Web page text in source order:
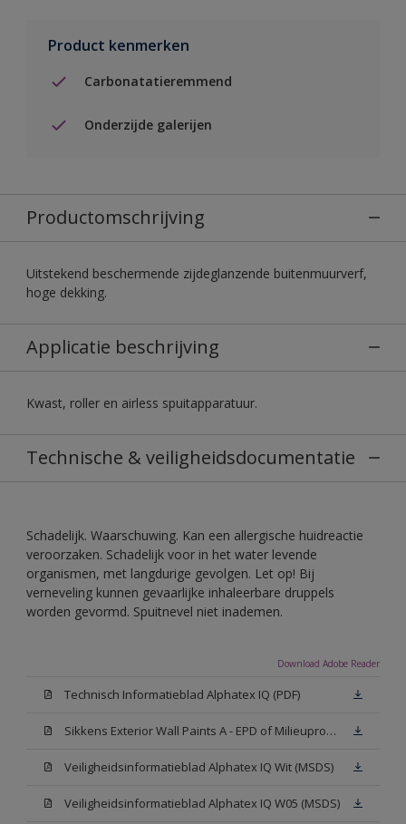
Product kenmerken
Carbonatatieremmend
Onderzijde galerijen
Productomschrijving
Uitstekend beschermende zijdeglanzende buitenmuurverf,
hoge dekking.
Applicatie beschrijving
Kwast, roller en airless spuitapparatuur.
Technische & veiligheidsdocumentatie
Schadelijk. Waarschuwing. Kan een allergische huidreactie
veroorzaken. Schadelijk voor in het water levende
organismen, met langdurige gevolgen. Let op! Bij
verneveling kunnen gevaarlijke inhaleerbare druppels
worden gevormd. Spuitnevel niet inademen.
Download Adobe Reader
Technisch Informatieblad Alphatex IQ (PDF)
Sikkens Exterior Wall Paints A - EPD of Milieuproductverklaring
Veiligheidsinformatieblad Alphatex IQ Wit (MSDS)
Veiligheidsinformatieblad Alphatex IQ W05 (MSDS)